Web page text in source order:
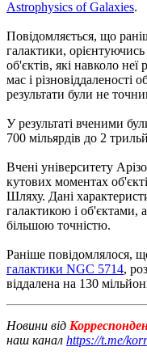
Astrophysics of Galaxies.
Повідомляється, що
галактики,
об'єктів, які навколо
мас і різновіддаленості
результати були не
У результаті вченими
700 мільярдів до 2
Вчені університету
кутових моментах
Шляху. Дані
галактикою і об'єктами, а
більшою точністю.
Раніше повідомлялося,
галактики NGC 5714,
віддалена на 130
Новини від
наш канал https://t.me/